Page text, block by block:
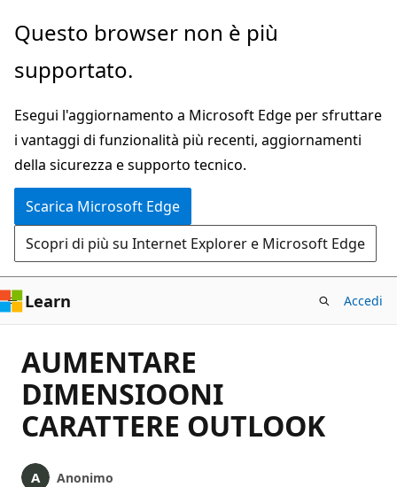
Ignora
passa
contenuto
principale
Questo browser non è più
supportato.
Esegui l'aggiornamento a Microsoft Edge per sfruttare
i vantaggi di funzionalità più recenti, aggiornamenti
della sicurezza e supporto tecnico.
Scarica Microsoft Edge
Scopri di più su Internet Explorer e Microsoft Edge
Learn Accedi
AUMENTARE
DIMENSIOONI
CARATTERE OUTLOOK
Anonimo